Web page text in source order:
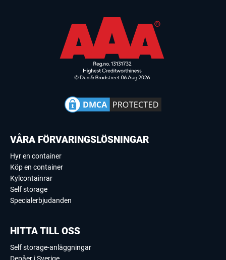
VÅRA FÖRVARINGSLÖSNINGAR
Hyr en container
Köp en container
Kylcontainrar
Self storage
Specialerbjudanden
HITTA TILL OSS
Self storage-anläggningar